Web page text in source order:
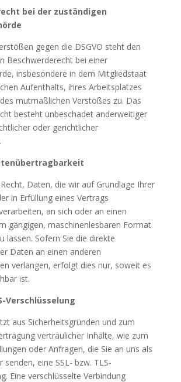
bei der zuständigen
gegen die DSGVO steht den
Beschwerderecht bei einer
insbesondere in dem Mitgliedstaat
Aufenthalts, ihres Arbeitsplatzes
mutmaßlichen Verstoßes zu. Das
besteht unbeschadet anderweitiger
oder gerichtlicher
Daten, die wir auf Grundlage Ihrer
in Erfüllung eines Vertrags
an sich oder an einen
gängigen, maschinenlesbaren Format
lassen. Sofern Sie die direkte
Daten an einen anderen
verlangen, erfolgt dies nur, soweit es
ist.
Verschlüsselung
aus Sicherheitsgründen und zum
vertraulicher Inhalte, wie zum
oder Anfragen, die Sie an uns als
senden, eine SSL- bzw. TLS-
Eine verschlüsselte Verbindung